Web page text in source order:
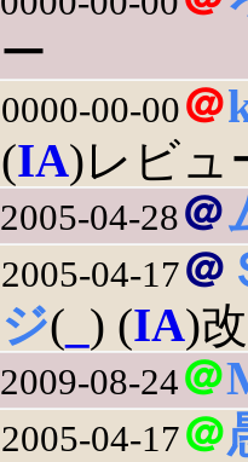
ー
0000-00-00＠
(IA)レビュ
2005-04-28＠
2005-04-17＠
ジ( ) (IA)
2009-08-24＠
2005-04-17＠